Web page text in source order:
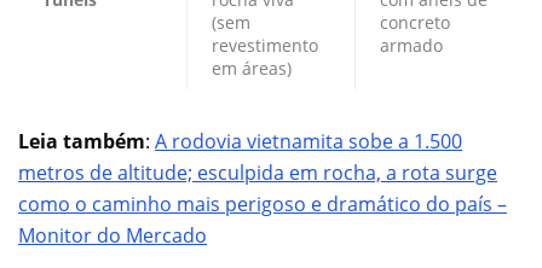
(sem
revestimento
em áreas)
concreto
armado
Leia também: A rodovia vietnamita sobe a 1.500
metros de altitude; esculpida em rocha, a rota surge
como o caminho mais perigoso e dramático do país –
Monitor do Mercado